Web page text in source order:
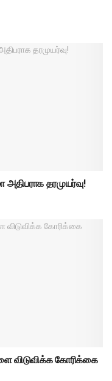
தரமுயர்வு!
விடுவிக்க கோரிக்கை